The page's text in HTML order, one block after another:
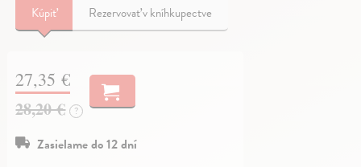
Kúpiť Rezervovať v kníhkupectve
27,35 €
28,20 € ?
Zasielame do 12 dní